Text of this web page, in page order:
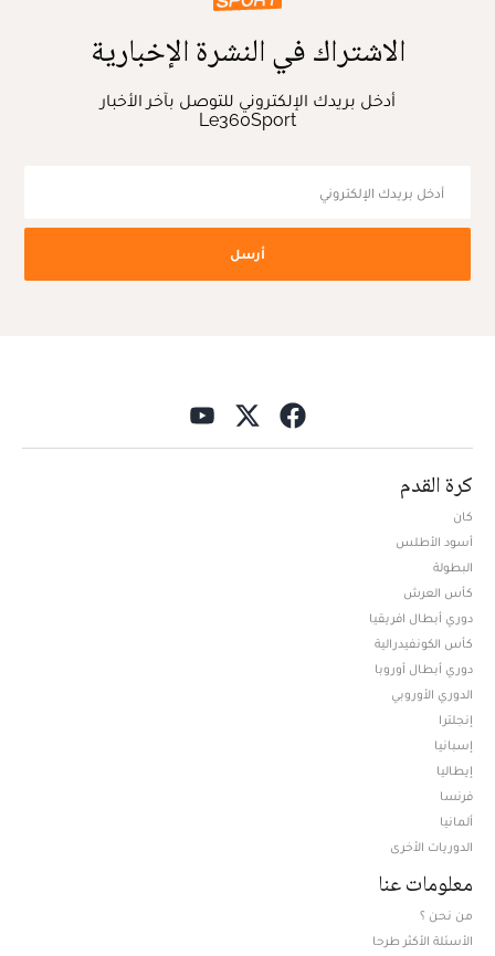
الاشتراك في النشرة الإخبارية
أدخل بريدك الإلكتروني للتوصل بآخر الأخبار
Le360Sport
أرسل
كرة القدم
كان
أسود الأطلس
البطولة
كأس العرش
دوري أبطال افريقيا
كأس الكونفيدرالية
دوري أبطال أوروبا
الدوري الأوروبي
إنجلترا
إسبانيا
إيطاليا
فرنسا
ألمانيا
الدوريات الأخرى
معلومات عنا
من نحن ؟
الأسئلة الأكثر طرحا